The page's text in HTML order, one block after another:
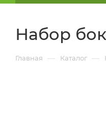
Набор
Главная — Каталог —